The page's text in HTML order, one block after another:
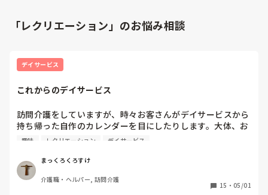
「レクリエーション」のお悩み相談
デイサービス
これからのデイサービス
訪問介護をしていますが、時々お客さんがデイサービスから
持ち帰った自作のカレンダーを目にしたりします。大体、お
雛様とか鯉のぼりとか、ネタが古いですね。私も今月で65歳
ますけれども、古いネタの色塗りは嫌ですね。お雛様も鯉の
ぼりも全然懐かしいと思いません。今後老人の傾向は益々変
化して行くと思いますが、デイの方でもそこらは意識して頂
趣味 レクリエーション デイサービス
まっくろくろすけ
介護職・ヘルパー, 訪問介護
15 ・ 05/01